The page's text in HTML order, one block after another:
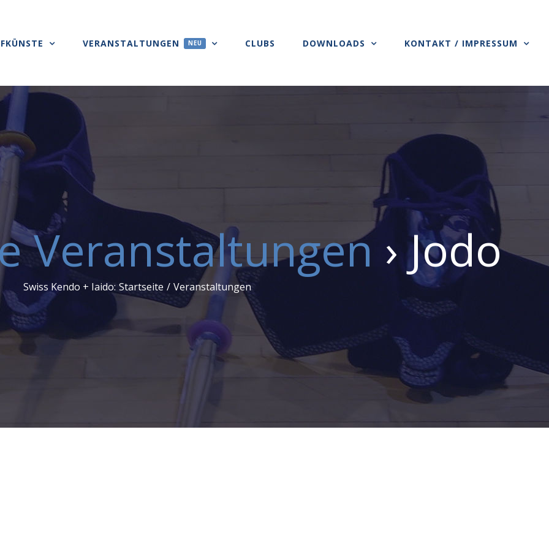
VERANSTALTUNGEN NEU CLUBS DOWNLOADS KONTAKT / IMPRESSUM
Veranstaltungen› Jodo
Swiss Kendo + Iaido: Startseite / Veranstaltungen